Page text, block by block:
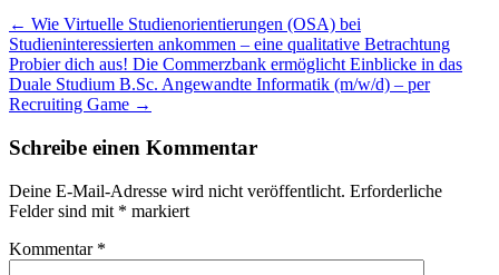
Beitragsnavigation
← Wie Virtuelle Studienorientierungen (OSA) bei
Studieninteressierten ankommen – eine qualitative Betrachtung
Probier dich aus! Die Commerzbank ermöglicht Einblicke in das
Duale Studium B.Sc. Angewandte Informatik (m/w/d) – per
Recruiting Game →
Schreibe einen Kommentar
Deine E-Mail-Adresse wird nicht veröffentlicht. Erforderliche
Felder sind mit * markiert
Kommentar *